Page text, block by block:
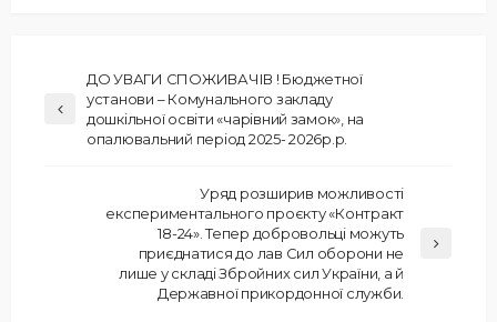
ДО УВАГИ СПОЖИВАЧІВ ! Бюджетної
установи – Комунального закладу
дошкільної освіти «чарівний замок», на
опалювальний період 2025- 2026р.р.
Уряд розширив можливості
експериментального проєкту «Контракт
18-24». Тепер добровольці можуть
приєднатися до лав Сил оборони не
лише у складі Збройних сил України, а й
Державної прикордонної служби.